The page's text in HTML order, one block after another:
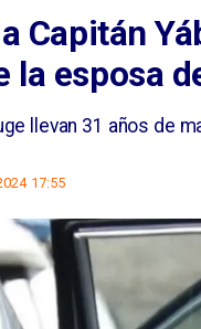
Capitán
la esposa
llevan 31 años de
17:55